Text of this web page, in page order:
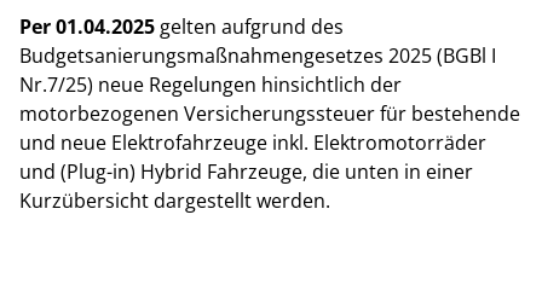
Per 01.04.2025 gelten aufgrund des
Budgetsanierungsmaßnahmengesetzes 2025 (BGBl I
Nr.7/25) neue Regelungen hinsichtlich der
motorbezogenen Versicherungssteuer für bestehende
und neue Elektrofahrzeuge inkl. Elektromotorräder
und (Plug-in) Hybrid Fahrzeuge, die unten in einer
Kurzübersicht dargestellt werden.